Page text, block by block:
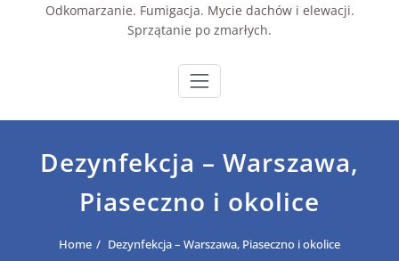
Odkomarzanie. Fumigacja. Mycie dachów i elewacji.
Sprzątanie po zmarłych.
Dezynfekcja – Warszawa,
Piaseczno i okolice
Home Dezynfekcja – Warszawa, Piaseczno i okolice